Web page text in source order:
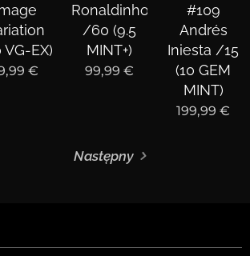
VG-EX)
€
Ronaldinho
/60 (9.5
MINT+)
99,99 €
#109
Andrés
Iniesta /15
(10 GEM
MINT)
199,99 €
Następny